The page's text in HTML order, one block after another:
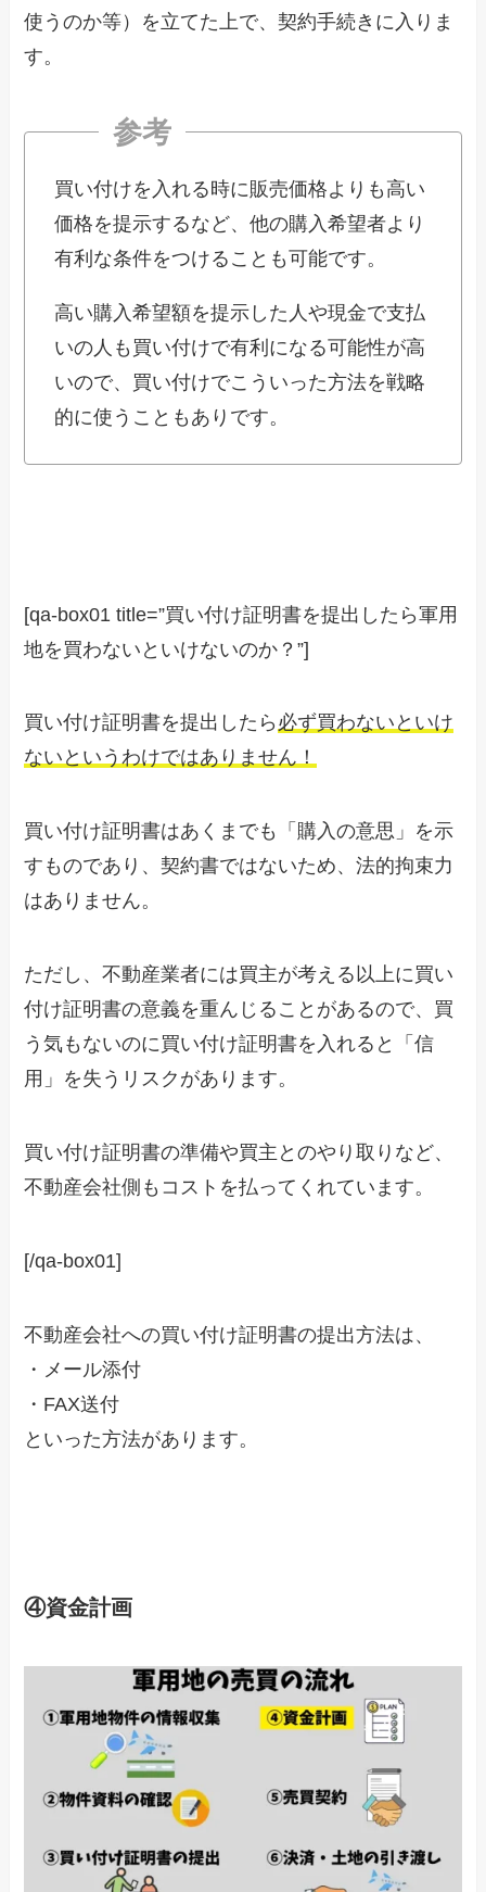
使うのか等）を立てた上で、契約手続きに入りま
す。
買い付けを入れる時に販売価格よりも高い
価格を提示するなど、他の購入希望者より
有利な条件をつけることも可能です。
高い購入希望額を提示した人や現金で支払
いの人も買い付けで有利になる可能性が高
いので、買い付けでこういった方法を戦略
的に使うこともありです。
[qa-box01 title=”買い付け証明書を提出したら軍用
地を買わないといけないのか？”]
買い付け証明書を提出したら 必ず買わないといけ
ないというわけではありません！
買い付け証明書はあくまでも「購入の意思」を示
すものであり、契約書ではないため、法的拘束力
はありません。
ただし、不動産業者には買主が考える以上に買い
付け証明書の意義を重んじることがあるので、買
う気もないのに買い付け証明書を入れると「信
用」を失うリスクがあります。
買い付け証明書の準備や買主とのやり取りなど、
不動産会社側もコストを払ってくれています。
[/qa-box01]
不動産会社への買い付け証明書の提出方法は、
・メール添付
・FAX送付
といった方法があります。
④資金計画